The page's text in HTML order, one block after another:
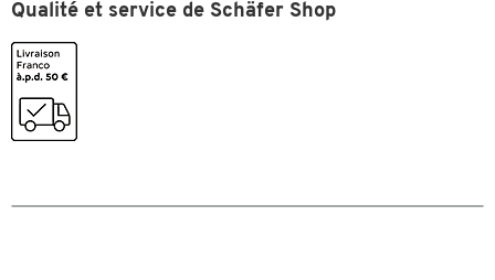
Coloris
Dimensions
Largeur (mm)
Qualité et service de Schäfer Shop